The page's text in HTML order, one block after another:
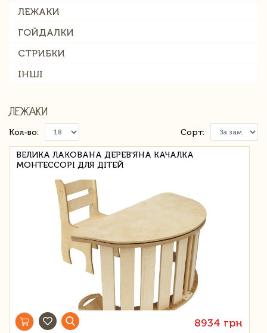
ЛЕЖАКИ
ГОЙДАЛКИ
СТРИБКИ
ІНШІ
ЛЕЖАКИ
Кол-во: Сорт:
ВЕЛИКА ЛАКОВАНА ДЕРЕВ'ЯНА КАЧАЛКА
МОНТЕССОРІ ДЛЯ ДІТЕЙ
8934 грн